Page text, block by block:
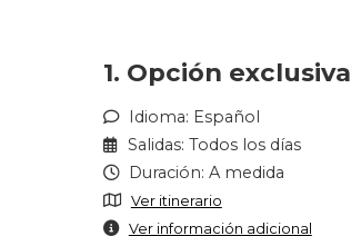
1. Opción exclusiva
Idioma: Español
Salidas: Todos los días
Duración: A medida
Ver itinerario
Ver información adicional